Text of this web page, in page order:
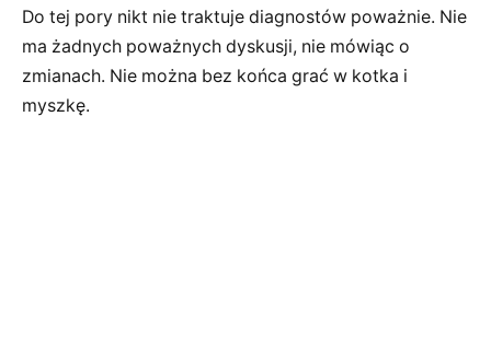
Do tej pory nikt nie traktuje diagnostów poważnie. Nie
ma żadnych poważnych dyskusji, nie mówiąc o
zmianach. Nie można bez końca grać w kotka i
myszkę.